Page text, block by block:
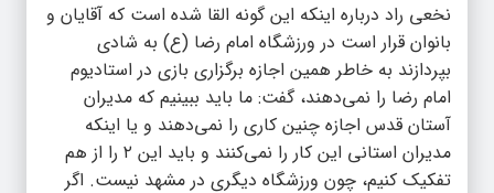
نخعی راد درباره اینکه این گونه القا شده است که آقایان و
بانوان قرار است در ورزشگاه امام رضا (ع) به شادی
بپردازند به خاطر همین اجازه برگزاری بازی در استادیوم
امام رضا را نمی‌دهند، گفت: ما باید ببینیم که مدیران
آستان قدس اجازه چنین کاری را نمی‌دهند و یا اینکه
مدیران استانی این کار را نمی‌کنند و باید این ۲ را از هم
تفکیک کنیم، چون ورزشگاه دیگری در مشهد نیست. اگر